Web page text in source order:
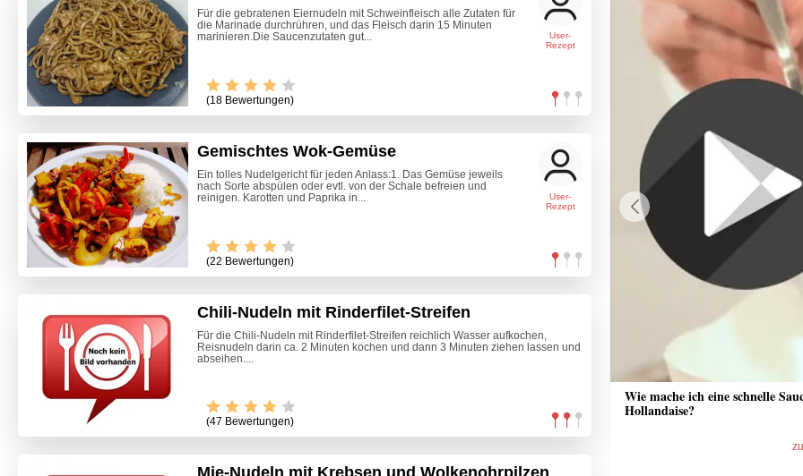
User-
Rezept
Für die gebratenen Eiernudeln mit Schweinfleisch alle Zutaten für
die Marinade durchrühren, und das Fleisch darin 15 Minuten
marinieren.Die Saucenzutaten gut...
(18 Bewertungen)
User-
Rezept
Gemischtes Wok-Gemüse
Ein tolles Nudelgericht für jeden Anlass:1. Das Gemüse jeweils
nach Sorte abspülen oder evtl. von der Schale befreien und
reinigen. Karotten und Paprika in...
(22 Bewertungen)
Chili-Nudeln mit Rinderfilet-Streifen
Für die Chili-Nudeln mit Rinderfilet-Streifen reichlich Wasser aufkochen,
Reisnudeln darin ca. 2 Minuten kochen und dann 3 Minuten ziehen lassen und
abseihen....
(47 Bewertungen)
Wie mache ich eine schnelle
Hollandaise?
Previous